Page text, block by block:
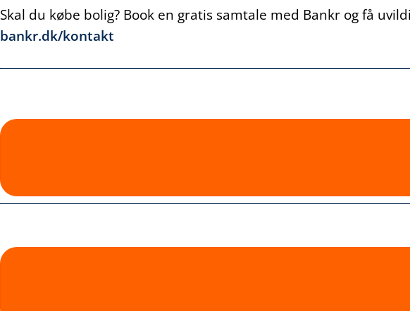
Skal du købe bolig? Book en gratis samtale med Bankr og få
bankr.dk/kontakt